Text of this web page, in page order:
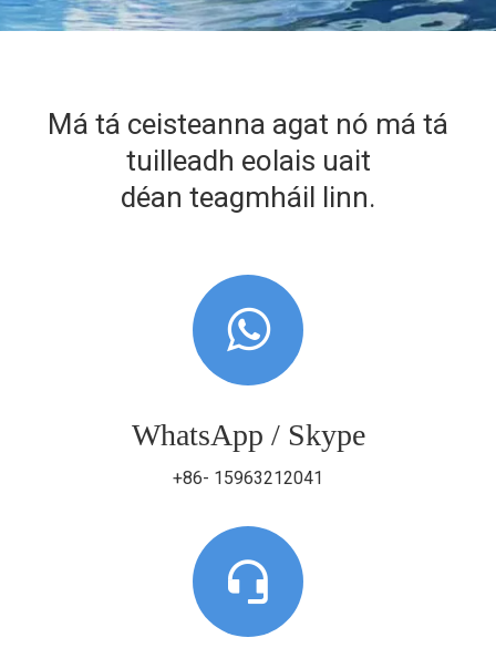
Má tá ceisteanna agat nó má tá
tuilleadh eolais uait
déan teagmháil linn.
WhatsApp / Skype
+86- 15963212041